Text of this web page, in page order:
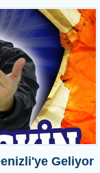
Geliyor